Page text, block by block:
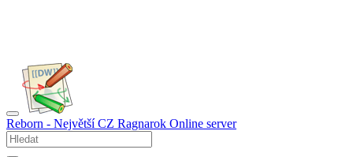
Reborn - Největší CZ Ragnarok Online server